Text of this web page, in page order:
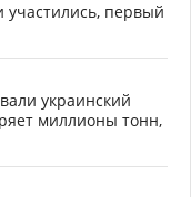
участились, первый
украинский
миллионы тонн,